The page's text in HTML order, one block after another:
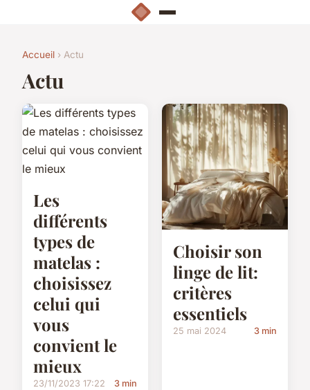
Accueil › Actu
Actu
Les
différents
types de
matelas :
choisissez
celui qui
vous
convient le
mieux
23/11/2023 17:22 3 min
Choisir son
linge de lit:
critères
essentiels
25 mai 2024 3 min